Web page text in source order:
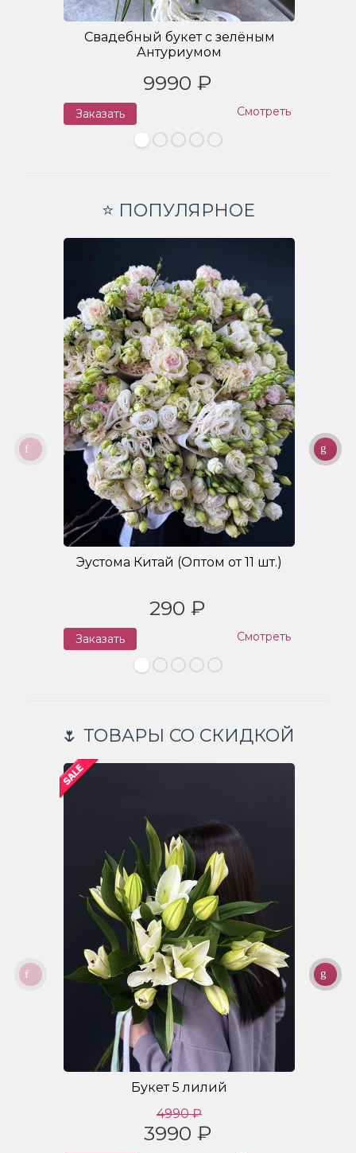
Свадебный букет с зелёным
Антуриумом
9990 ₽
Заказать Смотреть
⭐ ПОПУЛЯРНОЕ
Эустома Китай (Оптом от 11 шт.)
290 ₽
Заказать Смотреть
🌷 ТОВАРЫ СО СКИДКОЙ
Букет 5 лилий
4990 ₽
3990 ₽